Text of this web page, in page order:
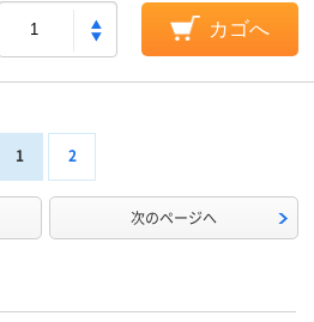
カゴへ
1 2
次のページへ